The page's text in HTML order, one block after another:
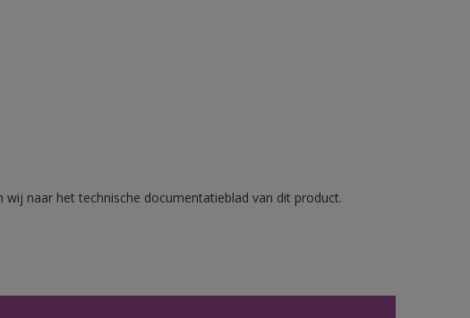
naar het technische documentatieblad van dit product.